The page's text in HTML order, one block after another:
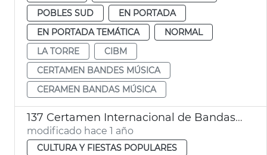
POBLES SUD
EN PORTADA
EN PORTADA TEMÁTICA
NORMAL
LA TORRE
CIBM
CERTAMEN BANDES MÚSICA
CERAMEN BANDAS MÚSICA
137 Certamen Internacional de Bandas de Música de València
modificado hace 1 año
CULTURA Y FIESTAS POPULARES